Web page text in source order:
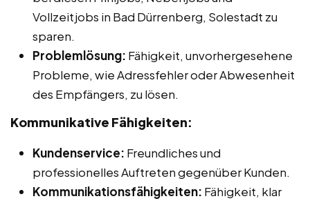
Vollzeitjobs in Bad Dürrenberg, Solestadt zu
sparen.
Problemlösung: Fähigkeit, unvorhergesehene
Probleme, wie Adressfehler oder Abwesenheit
des Empfängers, zu lösen.
Kommunikative Fähigkeiten:
Kundenservice: Freundliches und
professionelles Auftreten gegenüber Kunden.
Kommunikationsfähigkeiten: Fähigkeit, klar